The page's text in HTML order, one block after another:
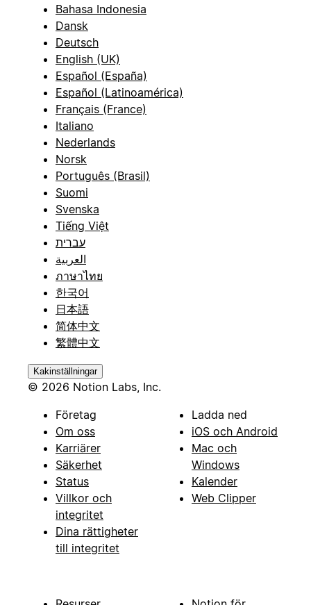
Bahasa Indonesia
Dansk
Deutsch
English (UK)
Español (España)
Español (Latinoamérica)
Français (France)
Italiano
Nederlands
Norsk
Português (Brasil)
Suomi
Svenska
Tiếng Việt
עברית
العربية
ภาษาไทย
한국어
日本語
简体中文
繁體中文
Kakinställningar
© 2026 Notion Labs, Inc.
Företag
Om oss
Karriärer
Säkerhet
Status
Villkor och
integritet
Dina rättigheter
till integritet
Ladda ned
iOS och Android
Mac och
Windows
Kalender
Web Clipper